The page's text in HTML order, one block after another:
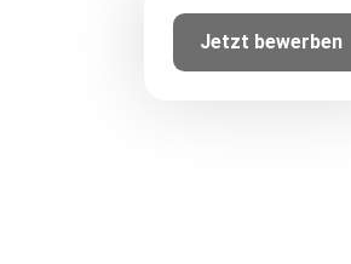
Jetzt bewerben